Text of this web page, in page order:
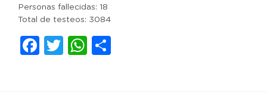
Personas fallecidas: 18
Total de testeos: 3084
Facebook
TwitterWhatsApp